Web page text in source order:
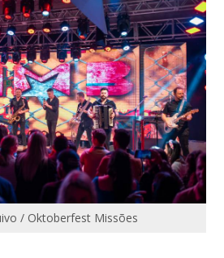
/ Oktoberfest Missões